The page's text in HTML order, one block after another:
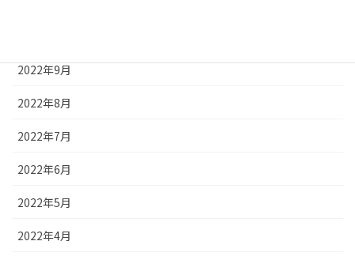
2022年9月
2022年8月
2022年7月
2022年6月
2022年5月
2022年4月